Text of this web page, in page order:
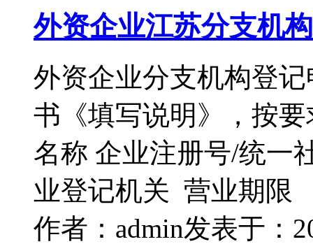
外资企业江苏分支机
外资企业分支机构登
书《填写说明》，按
名称 企业注册号/统一
业登记机关 营业
作者：admin发表于：